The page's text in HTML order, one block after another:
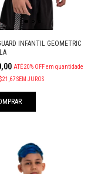
INFANTIL GEOMETRIC
ATÉ 20% OFF em quantidade
SEM JUROS